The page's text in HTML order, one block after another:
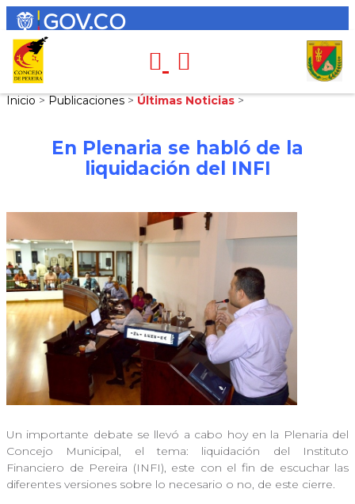
Inicio > Publicaciones > Últimas Noticias >
En Plenaria se habló de la
liquidación del INFI
Un importante debate se llevó a cabo hoy en la Plenaria del
Concejo Municipal, el tema: liquidación del Instituto
Financiero de Pereira (INFI), este con el fin de escuchar las
diferentes versiones sobre lo necesario o no, de este cierre.